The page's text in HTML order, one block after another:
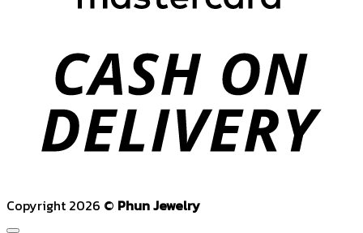
Copyright 2026 © Phun Jewelry